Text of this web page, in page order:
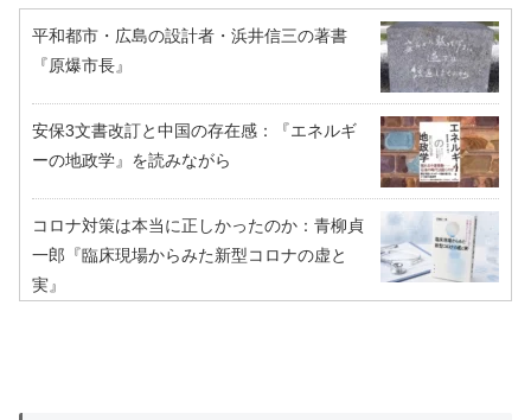
平和都市・広島の設計者・浜井信三の著書
『原爆市長』
安保3文書改訂と中国の存在感：『エネルギ
ーの地政学』を読みながら
コロナ対策は本当に正しかったのか：青柳貞
一郎『臨床現場からみた新型コロナの虚と
実』